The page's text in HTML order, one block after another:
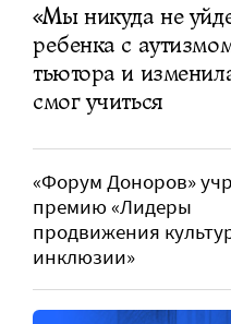
«Мы никуда не
ребенка с
тьютора и
смог учиться
«Форум Доноров»
премию «Лидеры
продвижения
инклюзии»